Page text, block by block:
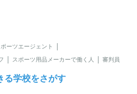
ーツエージェント
スポーツ用品メーカーで働く人 審判員
る学校をさがす